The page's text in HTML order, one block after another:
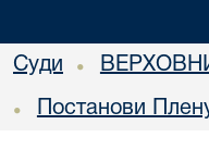
Суди •
• Постанови